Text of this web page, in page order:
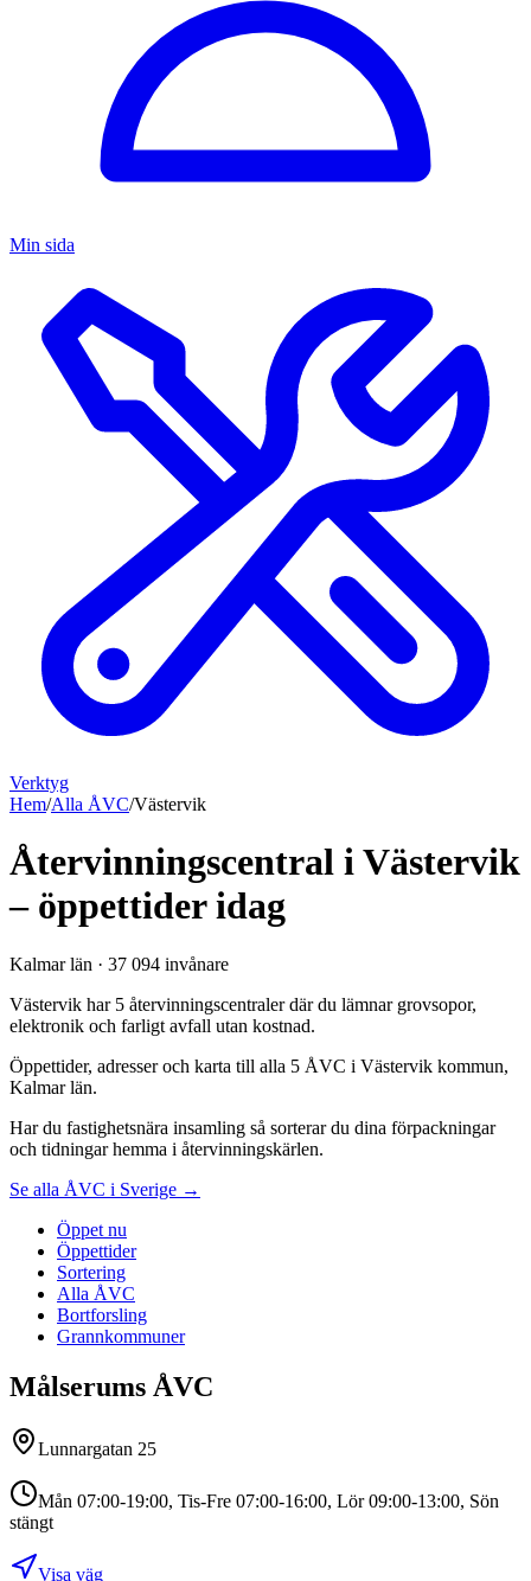
Min sida
Verktyg
Hem/Alla ÅVC/Västervik
Återvinningscentral i Västervik
– öppettider idag
Kalmar län · 37 094 invånare
Västervik har 5 återvinningscentraler där du lämnar grovsopor,
elektronik och farligt avfall utan kostnad.
Öppettider, adresser och karta till alla 5 ÅVC i Västervik kommun,
Kalmar län.
Har du fastighetsnära insamling så sorterar du dina förpackningar
och tidningar hemma i återvinningskärlen.
Se alla ÅVC i Sverige →
Öppet nu
Öppettider
Sortering
Alla ÅVC
Bortforsling
Grannkommuner
Målserums ÅVC
Lunnargatan 25
Mån 07:00-19:00, Tis-Fre 07:00-16:00, Lör 09:00-13:00, Sön
stängt
Visa väg